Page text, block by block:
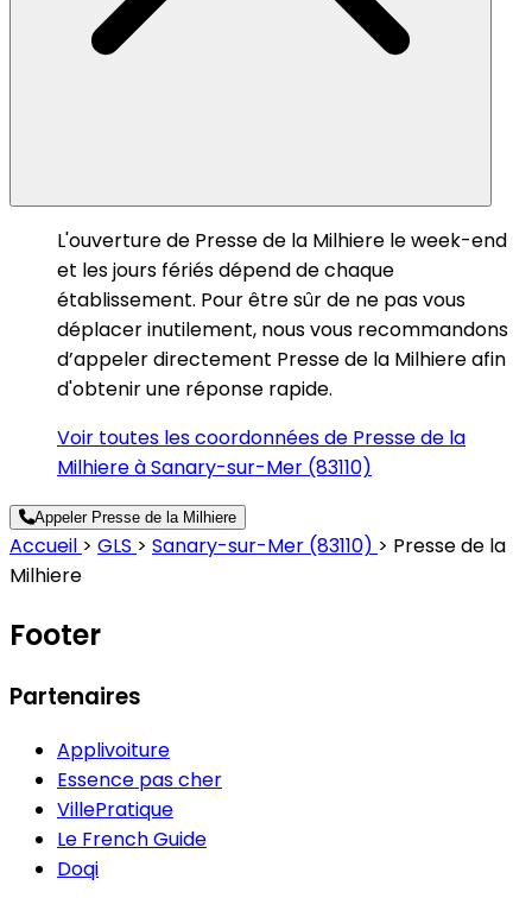
L'ouverture de Presse de la Milhiere le week-end
et les jours fériés dépend de chaque
établissement. Pour être sûr de ne pas vous
déplacer inutilement, nous vous recommandons
d’appeler directement Presse de la Milhiere afin
d'obtenir une réponse rapide.
Voir toutes les coordonnées de Presse de la
Milhiere à Sanary-sur-Mer (83110)
Appeler Presse de la Milhiere
Accueil > GLS > Sanary-sur-Mer (83110) > Presse de la
Milhiere
Footer
Partenaires
Applivoiture
Essence pas cher
VillePratique
Le French Guide
Doqi